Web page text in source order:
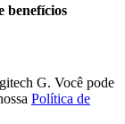
benefícios
G. Você pode
Política de